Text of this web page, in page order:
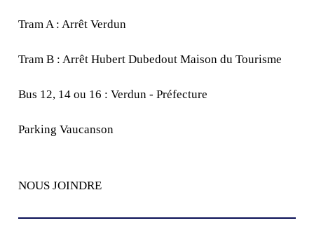
Tram A : Arrêt Verdun
Tram B : Arrêt Hubert Dubedout Maison du Tourisme
Bus 12, 14 ou 16 : Verdun - Préfecture
Parking Vaucanson
NOUS JOINDRE